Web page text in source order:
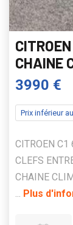
CHAINE
3990 €
Prix inférieur
CITROEN
CLEFS
CHAINE
... Plus